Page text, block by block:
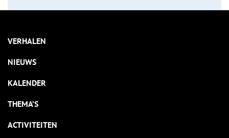
VERHALEN
NIEUWS
KALENDER
THEMA’S
ACTIVITEITEN